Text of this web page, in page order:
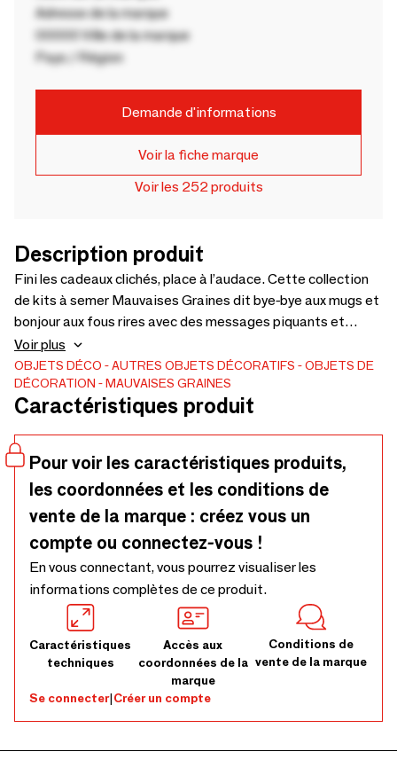
Adresse de la marque
00000 Ville de la marque
Pays / Région
Demande d'informations
Voir la fiche marque
Voir les 252 produits
Description produit
Fini les cadeaux clichés, place à l’audace. Cette collection
de kits à semer Mauvaises Graines dit bye-bye aux mugs et
bonjour aux fous rires avec des messages piquants et
décalés, à offrir à une amie, un pote, un collègue ou un crush.
Chaque boîte contient de vraies graines de trèfles prêtes à
être semées. Une idée cadeau originale, ludique et
écoresponsable, entièrement fabriquée en France, sans
des packs cadeaux faciles à vendre.
Voir plus
OBJETS DÉCO AUTRES OBJETS DÉCORATIFS
OBJETS DE
DÉCORATION
MAUVAISES GRAINES
Caractéristiques produit
Pour voir les caractéristiques produits,
les coordonnées et les conditions de
vente de la marque : créez vous un
compte ou connectez-vous !
En vous connectant, vous pourrez visualiser les
informations complètes de ce produit.
Caractéristiques
techniques
Accès aux
coordonnées de la
marque
Conditions de
vente de la marque
Se connecter|Créer un compte